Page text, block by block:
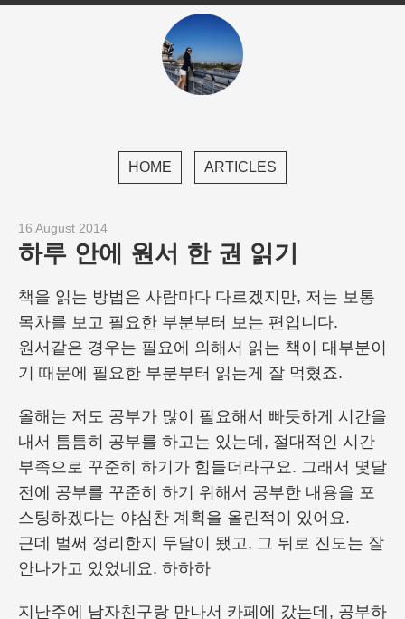
HOME ARTICLES
16 August 2014
하루 안에 원서 한 권 읽기
책을 읽는 방법은 사람마다 다르겠지만, 저는 보통
목차를 보고 필요한 부분부터 보는 편입니다.
원서같은 경우는 필요에 의해서 읽는 책이 대부분이
기 때문에 필요한 부분부터 읽는게 잘 먹혔죠.
올해는 저도 공부가 많이 필요해서 빠듯하게 시간을
내서 틈틈히 공부를 하고는 있는데, 절대적인 시간
부족으로 꾸준히 하기가 힘들더라구요. 그래서 몇달
전에 공부를 꾸준히 하기 위해서 공부한 내용을 포
스팅하겠다는 야심찬 계획을 올린적이 있어요.
근데 벌써 정리한지 두달이 됐고, 그 뒤로 진도는 잘
안나가고 있었네요. 하하하
지난주에 남자친구랑 만나서 카페에 갔는데, 공부하